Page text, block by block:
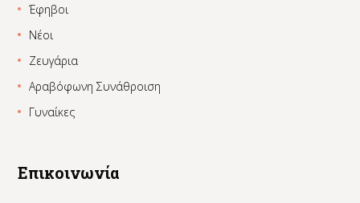
Έφηβοι
Νέοι
Ζευγάρια
Αραβόφωνη Συνάθροιση
Γυναίκες
Επικοινωνία